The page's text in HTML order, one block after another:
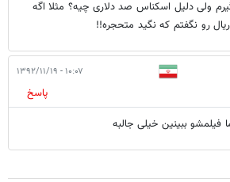
ولی دلیل اسکناس صد دلاری چیه؟ مثلا اگه
رو نگفتم که نگید متحجره!!
۱۰:۰۷ - ۱۳۹۲/۱۱/۱۹
پاسخ
فیلمشو ببینین خیلی جالبه